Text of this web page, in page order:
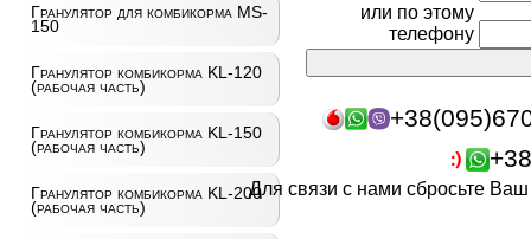
Гранулятор для комбикорма MS-
150
Гранулятор комбикорма KL-120
(рабочая часть)
Гранулятор комбикорма KL-150
(рабочая часть)
Гранулятор комбикорма KL-200
(рабочая часть)
или по этому
телефону
Для связи с нами сбросьте